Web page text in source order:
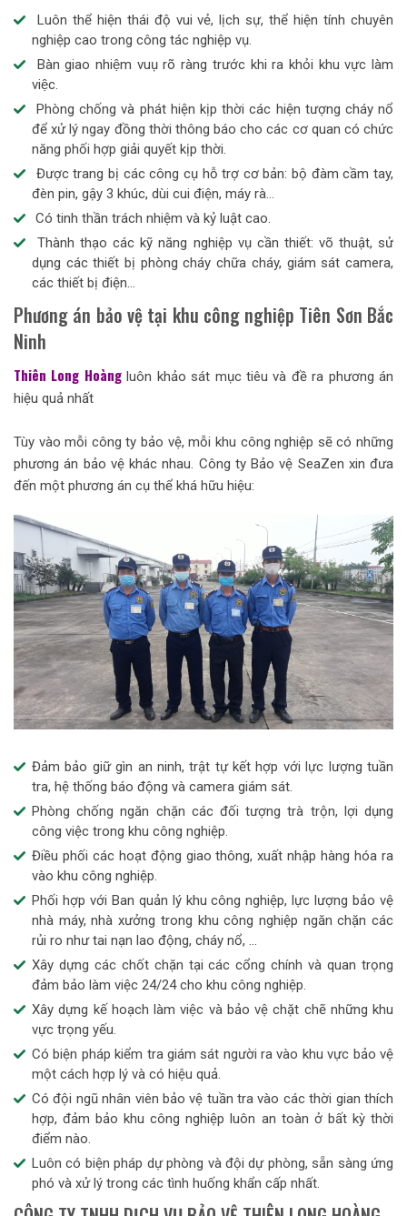
Luôn thể hiện thái độ vui vẻ, lịch sự, thể hiện tính chuyên
nghiệp cao trong công tác nghiệp vụ.
Bàn giao nhiệm vuụ rõ ràng trước khi ra khỏi khu vực làm
việc.
Phòng chống và phát hiện kịp thời các hiện tượng cháy nổ
để xử lý ngay đồng thời thông báo cho các cơ quan có chức
năng phối hợp giải quyết kịp thời.
Được trang bị các công cụ hỗ trợ cơ bản: bộ đàm cầm tay,
đèn pin, gậy 3 khúc, dùi cui điện, máy rà…
Có tinh thần trách nhiệm và kỷ luật cao.
Thành thạo các kỹ năng nghiệp vụ cần thiết: võ thuật, sử
dụng các thiết bị phòng cháy chữa cháy, giám sát camera,
các thiết bị điện…
Phương án bảo vệ tại khu công nghiệp Tiên Sơn Bắc
Ninh
Thiên Long Hoàngluôn khảo sát mục tiêu và đề ra phương án
hiệu quả nhất
Tùy vào mỗi công ty bảo vệ, mỗi khu công nghiệp sẽ có những
phương án bảo vệ khác nhau. Công ty Bảo vệ SeaZen xin đưa
đến một phương án cụ thể khá hữu hiệu:
Đảm bảo giữ gìn an ninh, trật tự kết hợp với lực lượng tuần
tra, hệ thống báo động và camera giám sát.
Phòng chống ngăn chặn các đối tượng trà trộn, lợi dụng
công việc trong khu công nghiệp.
Điều phối các hoạt động giao thông, xuất nhập hàng hóa ra
vào khu công nghiệp.
Phối hợp với Ban quản lý khu công nghiệp, lực lượng bảo vệ
nhà máy, nhà xưởng trong khu công nghiệp ngăn chặn các
rủi ro như tai nạn lao động, cháy nổ, …
Xây dựng các chốt chặn tại các cổng chính và quan trọng
đảm bảo làm việc 24/24 cho khu công nghiệp.
Xây dựng kế hoạch làm việc và bảo vệ chặt chẽ những khu
vực trọng yếu.
Có biện pháp kiểm tra giám sát người ra vào khu vực bảo vệ
một cách hợp lý và có hiệu quả.
Có đội ngũ nhân viên bảo vệ tuần tra vào các thời gian thích
hợp, đảm bảo khu công nghiệp luôn an toàn ở bất kỳ thời
điểm nào.
Luôn có biện pháp dự phòng và đội dự phòng, sẵn sàng ứng
phó và xử lý trong các tình huống khẩn cấp nhất.